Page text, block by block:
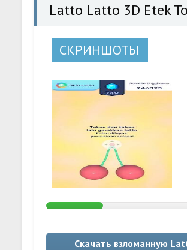
Latto Latto 3D Etek
СКРИНШОТЫ
Скачать взломанную